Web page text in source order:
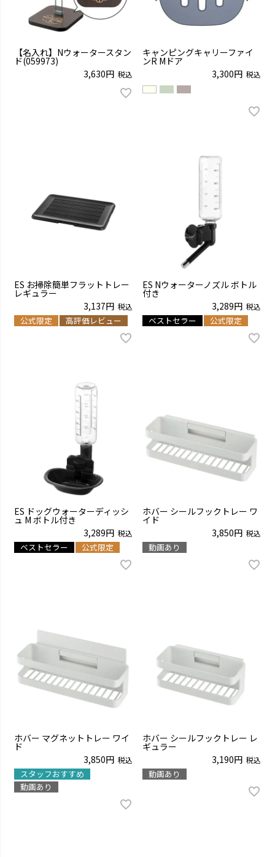
【名入れ】Nウォータースタン
ド(059973)
3,630
税込
キャンピングキャリーファイ
ンR Mドア
3,300
税込
ES お掃除簡単フラットトレー
レギュラー
3,137
税込
公式限定 高評価レビュー
ES Nウォーターノズル ボトル
付き
3,289
税込
ベストセラー 公式限定
ES ドッグウォーターディッシ
ュ M ボトル付き
3,289
税込
ベストセラー 公式限定
ホバー シールフックトレー ワ
イド
3,850
税込
動画あり
ホバー マグネットトレー ワイ
ド
3,850
税込
スタッフおすすめ
動画あり
ホバー シールフックトレー レ
ギュラー
3,190
税込
動画あり